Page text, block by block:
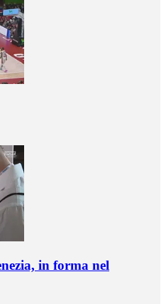
in forma nel